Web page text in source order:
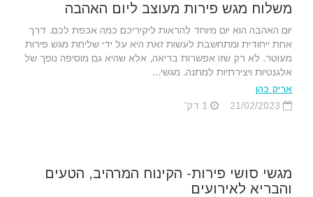
משלוח מגש פירות מעוצב ליום האהבה
יום האהבה הוא יום מיוחד להראות ליקיריכם כמה אכפת לכם. דרך
אחת ייחודית ומתחשבת לעשות זאת היא על ידי שליחת מגש פירות
מעוטר. לא רק שזו אפשרות בריאה, אלא שהיא גם מוסיפה נופך של
אלגנטיות ויצירתיות למתנה. מגשי...
אריק כהן
מגשי סושי פירות- הקינוח המרהיב, הטעים
והבריא לאירועים